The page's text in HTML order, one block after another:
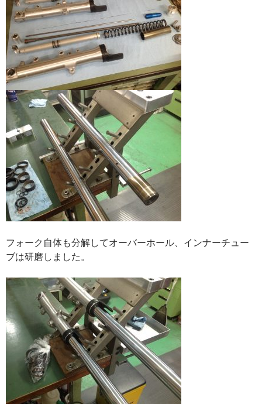
フォーク自体も分解してオーバーホール、インナーチュー
ブは研磨しました。